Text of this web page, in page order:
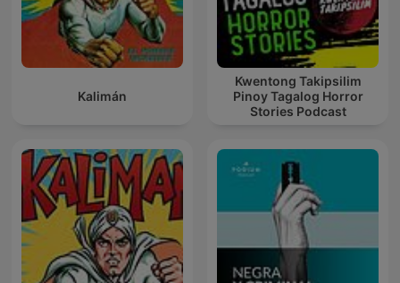
Kalimán
Kwentong Takipsilim
Pinoy Tagalog Horror
Stories Podcast